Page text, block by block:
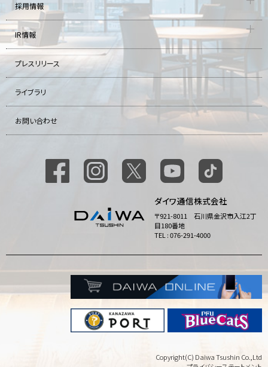
採用情報
IR情報
プレスリリース
ライブラリ
お問い合わせ
ダイワ通信株式会社
〒921-8011 石川県金沢市入江2丁
目180番地
TEL : 076-291-4000
Copyright(C) Daiwa Tsushin Co.,Ltd